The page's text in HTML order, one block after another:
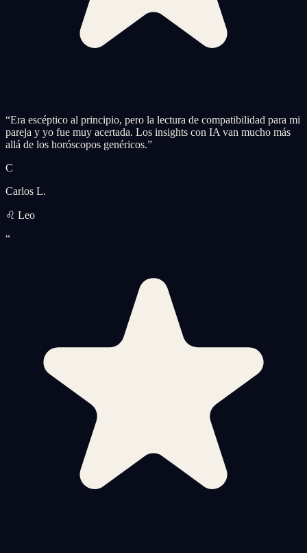
“Era escéptico al principio, pero la lectura de compatibilidad para mi
pareja y yo fue muy acertada. Los insights con IA van mucho más
allá de los horóscopos genéricos.”
C
Carlos L.
♌ Leo
“